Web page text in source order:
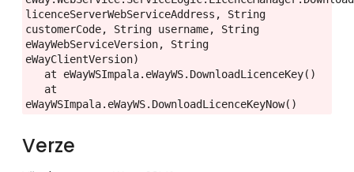
licenceServerWebServiceAddress, String
customerCode, String username, String
eWayWebServiceVersion, String
eWayClientVersion)
eWayWSImpala.eWayWS.DownloadLicenceKeyNow()
Verze